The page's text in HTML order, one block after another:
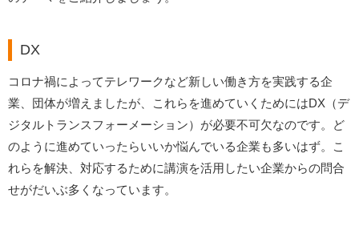
DX
コロナ禍によってテレワークなど新しい働き方を実践する企
業、団体が増えましたが、これらを進めていくためにはDX（デ
ジタルトランスフォーメーション）が必要不可欠なのです。ど
のように進めていったらいいか悩んでいる企業も多いはず。こ
れらを解決、対応するために講演を活用したい企業からの問合
せがだいぶ多くなっています。